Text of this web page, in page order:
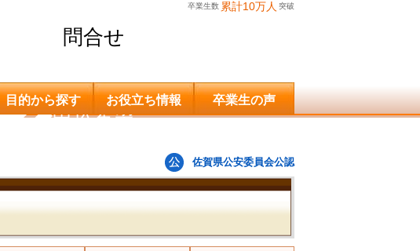
卒業生数 累計10万人 突破
問合せ
申込希望
目的から探す お役立ち情報 卒業生の声
佐賀県公安委員会公認